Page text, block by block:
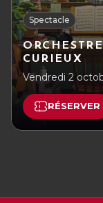
Spectacle
ORCHESTRE
CURIEUX
Vendredi 2
RÉSERVER